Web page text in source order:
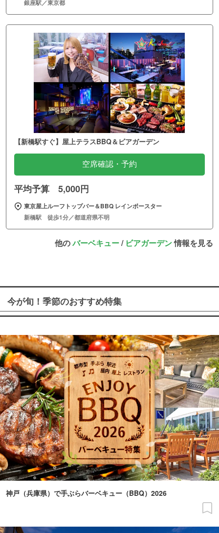
銀座駅／東京都
【新橋駅すぐ】屋上テラスBBQ＆ビアガーデン
空席確認・予約
平均予算 5,000円
東京屋上ルーフトップバー＆BBQ レインボースター
新橋駅 徒歩1分／都道府県不明
他のバーベキュー/ ビアガーデン情報を見る
今が旬！季節のおすすめ特集
神戸（兵庫県）で手ぶらバーベキュー（BBQ）2026